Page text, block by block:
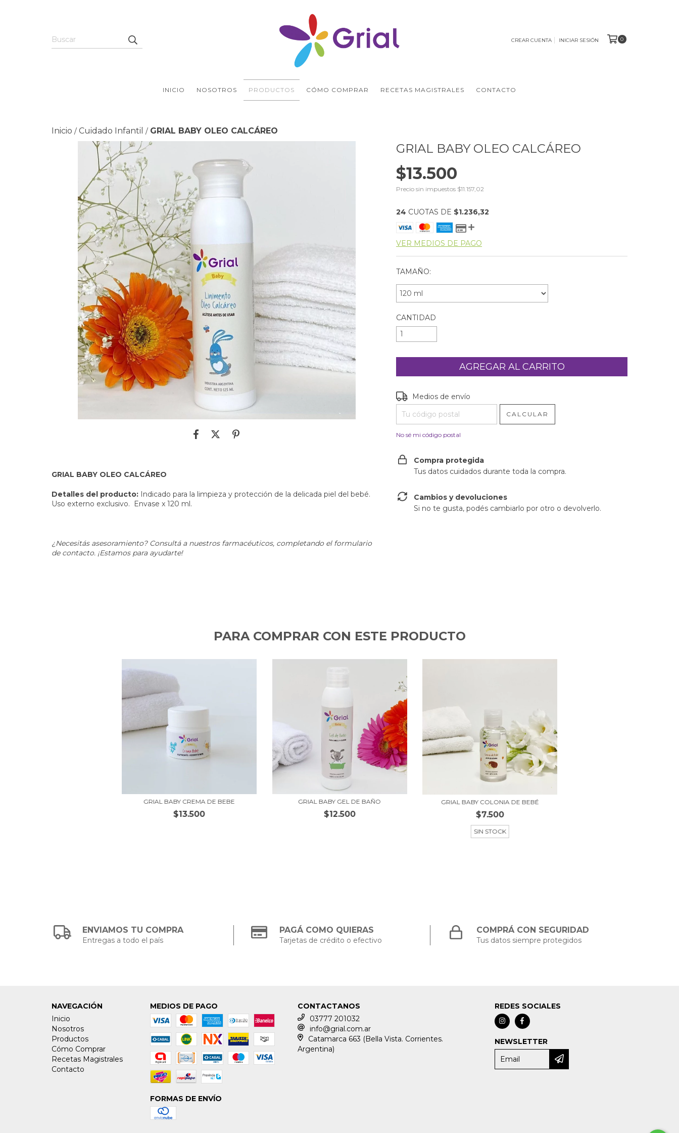
CREAR CUENTA INICIAR SESIÓN 0
INICIO NOSOTROS PRODUCTOS CÓMO COMPRAR RECETAS MAGISTRALES CONTACTO
Inicio / Cuidado Infantil / GRIAL BABY OLEO CALCÁREO
GRIAL BABY OLEO CALCÁREO
Detalles del producto: Indicado para la limpieza y protección de la delicada piel del bebé.
Uso externo exclusivo. Envase x 120 ml.
¿Necesitás asesoramiento? Consultá a nuestros farmacéuticos, completando el formulario
de contacto. ¡Estamos para ayudarte!
GRIAL BABY OLEO CALCÁREO
$13.500
Precio sin impuestos $11.157,02
24 CUOTAS DE $1.236,32
VER MEDIOS DE PAGO
TAMAÑO:
CANTIDAD
Entregas para el CP:
Medios de envío
CALCULAR
No sé mi código postal
Compra protegida
Tus datos cuidados durante toda la compra.
Cambios y devoluciones
Si no te gusta, podés cambiarlo por otro o devolverlo.
PARA COMPRAR CON ESTE PRODUCTO
GRIAL BABY CREMA DE BEBE
$13.500
GRIAL BABY GEL DE BAÑO
$12.500
GRIAL BABY COLONIA DE BEBÉ
$7.500
SIN STOCK
ENVIAMOS TU COMPRA
Entregas a todo el país
PAGÁ COMO QUIERAS
Tarjetas de crédito o efectivo
COMPRÁ CON SEGURIDAD
Tus datos siempre protegidos
NAVEGACIÓN
Inicio
Nosotros
Productos
Cómo Comprar
Recetas Magistrales
Contacto
MEDIOS DE PAGO
FORMAS DE ENVÍO
CONTACTANOS
03777 201032
info@grial.com.ar
Catamarca 663 (Bella Vista. Corrientes.
Argentina)
REDES SOCIALES
NEWSLETTER